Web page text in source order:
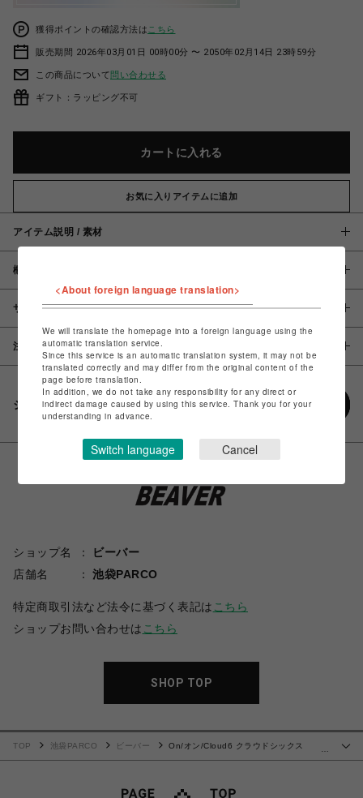
獲得ポイントの確認方法は こちら
販売期間 2026年03月01日 00時00分 〜 2050年02月14日 23時59分
この商品について問い合わせる
ギフト：ラッピング不可
カートに入れる
お気に入りアイテムに追加
アイテム説明 / 素材
概要
サイズ
注意事項
シェアする
ショップ名
ビーバー
店舗名
池袋PARCO
特定商取引法など法令に基づく表記は こちら
ショップお問い合わせは こちら
SHOP TOP
TOP 池袋PARCO ビーバー
On/オン/Cloud6 クラウドシックス
<About foreign language translation>
We will translate the homepage into a foreign language using the
automatic translation service.
Since this service is an automatic translation system, it may not be
translated correctly and may differ from the original content of the
page before translation.
In addition, we do not take any responsibility for any direct or
indirect damage caused by using this service. Thank you for your
understanding in advance.
Switch language Cancel